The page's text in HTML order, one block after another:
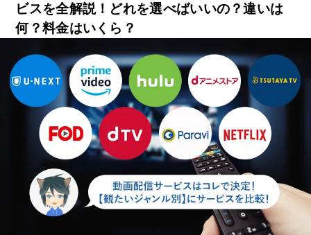
ビスを全解説！どれを選べばいいの？違いは
何？料金はいくら？